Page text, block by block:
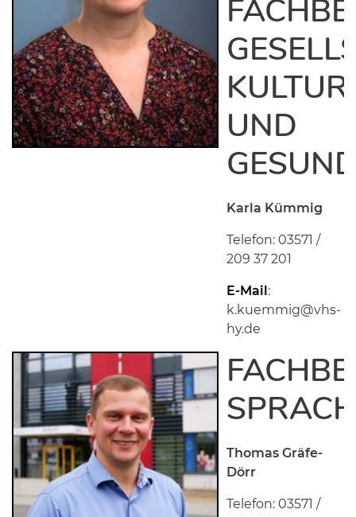
KULTUR
UND
Karla Kümmig
Telefon: 03571 /
209 37 201
E-Mail:
k.kuemmig@vhs-
hy.de
Thomas Gräfe-
Dörr
Telefon: 03571 /